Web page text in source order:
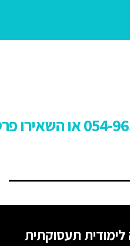
0פרטים:
לימודית תעסוקתית